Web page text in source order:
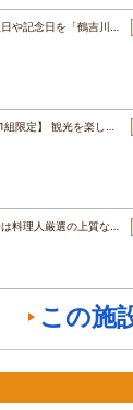
や記念日を「鶴吉川…
1組限定】 観光を楽し…
料理人厳選の上質な…
この施